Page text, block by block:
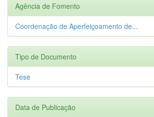
Agência de Fomento
Coordenação de Aperfeiçoamento de...
Tipo de Documento
Tese
Data de Publicação